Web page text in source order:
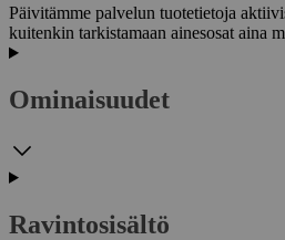
Päivitämme palvelun tuotetietoja
kuitenkin tarkistamaan ainesosat aina
Ominaisuudet
Ravintosisältö